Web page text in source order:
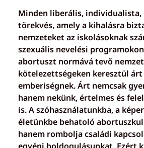
Minden liberális, individualista,
törekvés, amely a kihalásra
nemzeteket az iskolásoknak
szexuális nevelési
abortuszt normává tevő
kötelezettségeken keresztül árt
emberiségnek. Árt nemcsak
hanem nekünk, értelmes és
is. A szóhasználatunkba, a
életünkbe behatoló
hanem rombolja családi